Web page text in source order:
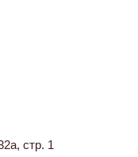
стр. 1